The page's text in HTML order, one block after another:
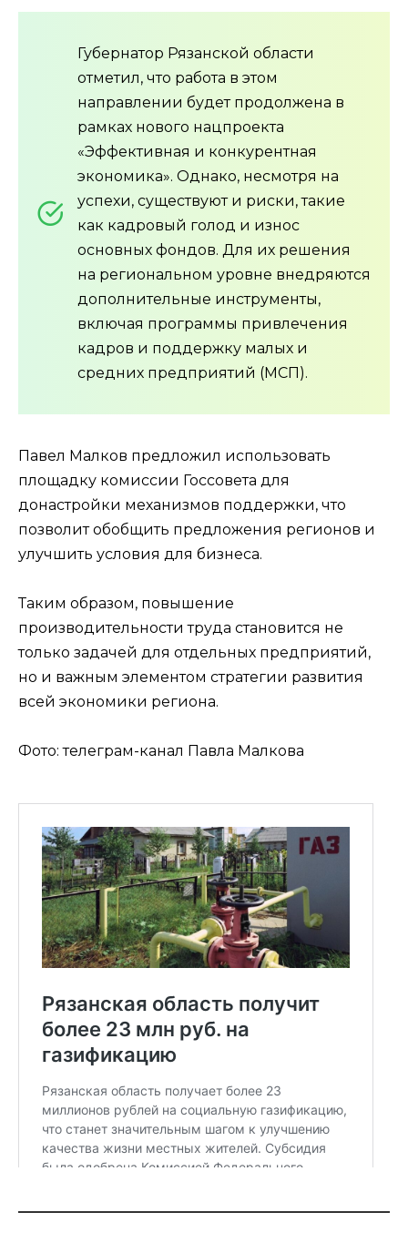
Губернатор Рязанской области
отметил, что работа в этом
направлении будет продолжена в
рамках нового нацпроекта
«Эффективная и конкурентная
экономика». Однако, несмотря на
успехи, существуют и риски, такие
как кадровый голод и износ
основных фондов. Для их решения
на региональном уровне внедряются
дополнительные инструменты,
включая программы привлечения
кадров и поддержку малых и
средних предприятий (МСП).
Павел Малков предложил использовать
площадку комиссии Госсовета для
донастройки механизмов поддержки, что
позволит обобщить предложения регионов и
улучшить условия для бизнеса.
Таким образом, повышение
производительности труда становится не
только задачей для отдельных предприятий,
но и важным элементом стратегии развития
всей экономики региона.
Фото: телеграм-канал Павла Малкова